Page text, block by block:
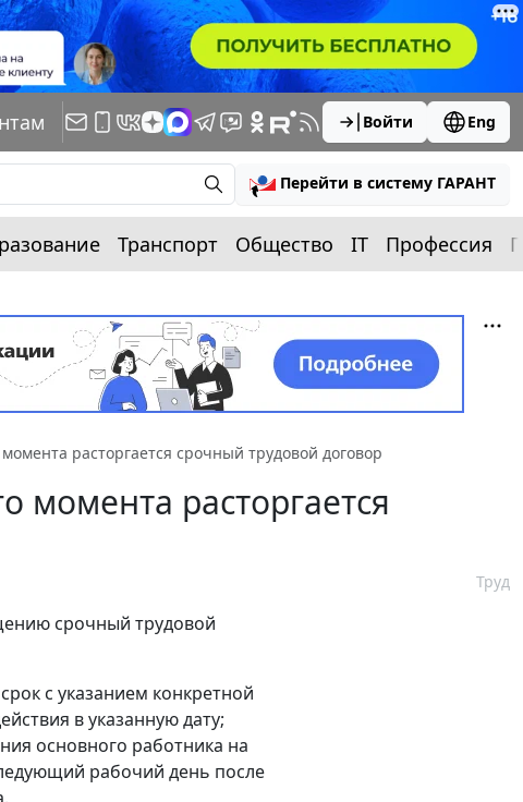
Войти Eng
Перейти в систему ГАРАНТ
Транспорт Общество IT Профессия
расторгается срочный трудовой договор
момента расторгается
Труд
срочный трудовой
с указанием конкретной
в указанную дату;
основного работника на
рабочий день после